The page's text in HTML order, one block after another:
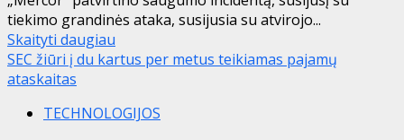
tiekimo grandinės ataka, susijusia su atvirojo...
Skaityti daugiau
SEC žiūri į du kartus per metus teikiamas pajamų
ataskaitas
TECHNOLOGIJOS